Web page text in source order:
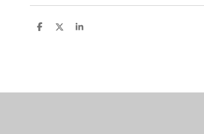
P
r
P
r
P
r